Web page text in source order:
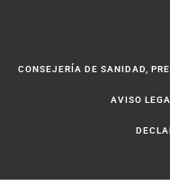
CONSEJERÍA DE SANIDAD,
AVISO